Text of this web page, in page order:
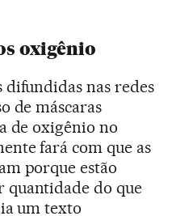
oxigênio
difundidas nas redes
de máscaras
de oxigênio no
fará com que as
porque estão
do que
um texto